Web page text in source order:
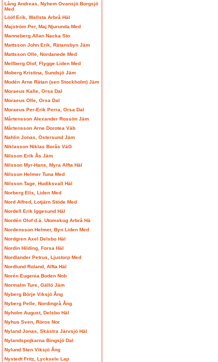
Lång Andreas, Nyhem Ovansjö Borgsjö
Med
Lööf Erik, Wallsta Arbrå Häl
Majström Per, Maj Njurunda Med
Manneberg Allan Nacka Sto
Mattsson John Erik, Rätansbyn Jäm
Mattsson Olle, Nordanede Med
Mellberg Olof, Flygge Liden Med
Moberg Kristina, Sundsjö Jäm
Modén Arne Rätan (sen Stockholm) Jäm
Moraeus Kalle, Orsa Dal
Moraeus Olle, Orsa Dal
Moraeus Per-Erik Perra, Orsa Dal
Mårtensson Alexander Rossön Jäm
Mårtensson Arne Dorotea Väb
Nahlin Jonas, Östersund Jäm
Niklasson Niklas Borås VäG
Nilsson Erik Ås Jäm
Nilsson Myr-Hans, Myra Alfta Häl
Nilsson Helmer Tuna Med
Nilsson Tage, Hudiksvall Häl
Norberg Elis, Liden Med
Nord Alfred, Lotjärn Stöde Med
Nordell Erik Iggesund Häl
Nordén Olof d.ä. Utomskog Arbrå Hä
Nordensson Helmer, Byn Liden Med
Nordgren Axel Delsbo Häl
Nordin Hilding, Forsa Häl
Nordlander Petrus, Ljustorp Med
Nordlund Roland, Alfta Häl
Norén Eugenia Boden Nob
Normalm Ture, Gällö Jäm
Nyberg Börje Viksjö Ång
Nyberg Pelle, Nordingrå Ång
Nyholm August, Delsbo Häl
Nyhus Sven, Röros Nor
Nyland Jonas, Skästra Järvsjö Häl
Nylandspojkarna Bingsjö Dal
Nylund Sten Viksjö Ång
Nystedt Fritz, Lycksele Lap